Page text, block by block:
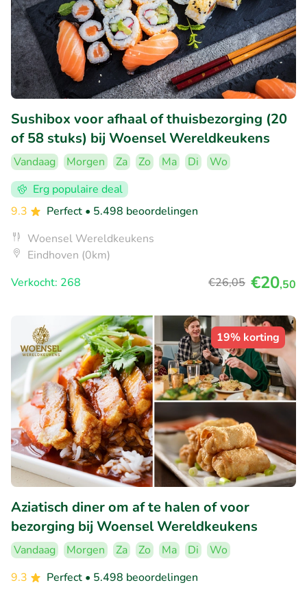
Sushibox voor afhaal of thuisbezorging (20
of 58 stuks) bij Woensel Wereldkeukens
Vandaag Morgen Za Zo Ma Di
Wo
Erg populaire deal
9.3
Perfect • 5.498 beoordelingen
Woensel Wereldkeukens
Eindhoven (0km)
Verkocht: 268
€26,05 €20,50
19% korting
Aziatisch diner om af te halen of voor
bezorging bij Woensel Wereldkeukens
Vandaag Morgen Za Zo Ma Di
Wo
9.3
Perfect • 5.498 beoordelingen